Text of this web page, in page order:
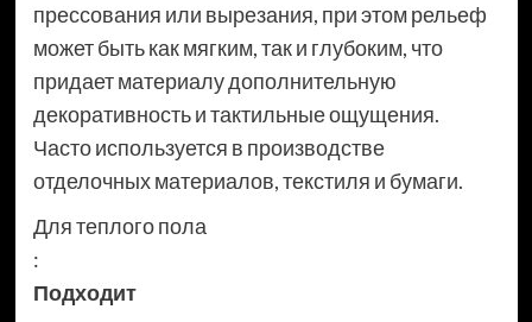
прессования или вырезания, при этом рельеф
может быть как мягким, так и глубоким, что
придает материалу дополнительную
декоративность и тактильные ощущения.
Часто используется в производстве
отделочных материалов, текстиля и бумаги.
Для теплого пола
:
Подходит